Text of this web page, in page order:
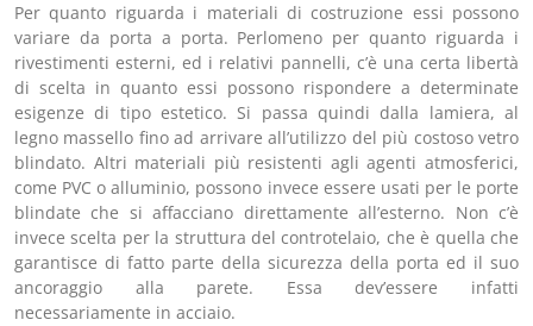
Per quanto riguarda i materiali di costruzione essi possono
variare da porta a porta. Perlomeno per quanto riguarda i
rivestimenti esterni, ed i relativi pannelli, c’è una certa libertà
di scelta in quanto essi possono rispondere a determinate
esigenze di tipo estetico. Si passa quindi dalla lamiera, al
legno massello fino ad arrivare all’utilizzo del più costoso vetro
blindato. Altri materiali più resistenti agli agenti atmosferici,
come PVC o alluminio, possono invece essere usati per le porte
blindate che si affacciano direttamente all’esterno. Non c’è
invece scelta per la struttura del controtelaio, che è quella che
garantisce di fatto parte della sicurezza della porta ed il suo
ancoraggio alla parete. Essa dev’essere infatti
necessariamente in acciaio.